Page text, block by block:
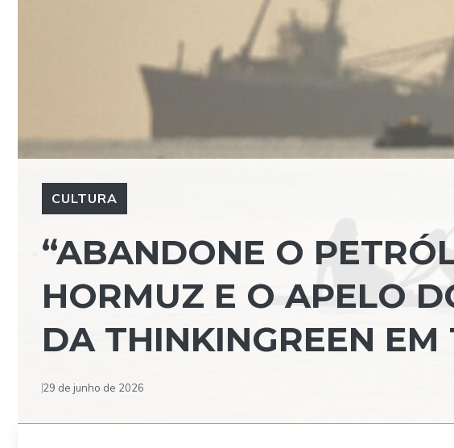
CULTURA
“ABANDONE O
HORMUZ E O APELO
DA THINKINGREEN
29 de junho de 2026